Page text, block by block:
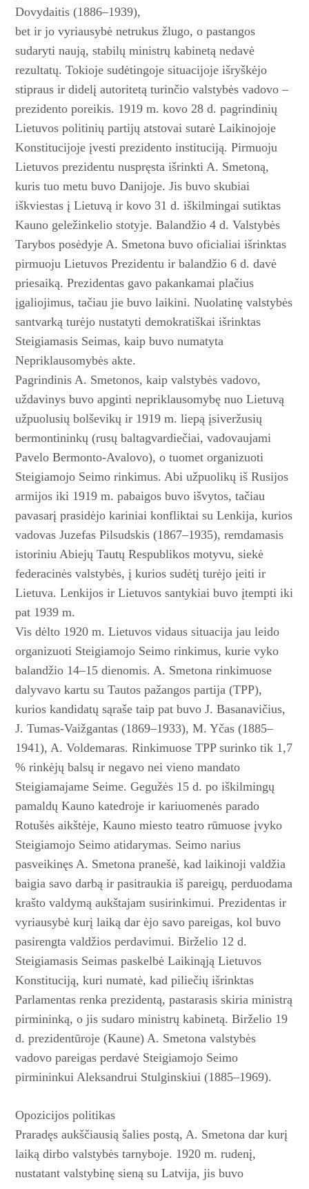
Dovydaitis (1886–1939),
bet ir jo vyriausybė netrukus žlugo, o pastangos
sudaryti nau­ją, stabilų ministrų kabinetą nedavė
rezultatų. Tokioje sudėtingoje situacijoje išryškėjo
stipraus ir didelį autoritetą turinčio valstybės vadovo –
prezidento poreikis. 1919 m. kovo 28 d. pagrindinių
Lietuvos politinių partijų atstovai sutarė Laikinojoje
Konstitucijoje įvesti prezidento instituciją. Pirmuoju
Lietuvos prezidentu nuspręsta išrinkti A. Smetoną,
kuris tuo metu buvo Danijoje. Jis buvo skubiai
iškviestas į Lietuvą ir kovo 31 d. iškilmingai sutiktas
Kauno geležinkelio stotyje. Balandžio 4 d. Valstybės
Tarybos posėdyje A. Smetona buvo oficialiai išrinktas
pirmuoju Lietuvos Prezidentu ir balandžio 6 d. davė
priesaiką. Prezidentas gavo pakankamai plačius
įgaliojimus, tačiau jie buvo laikini. Nuolatinę valstybės
santvarką turėjo nustatyti demokratiškai išrinktas
Steigiamasis Seimas, kaip buvo numatyta
Nepriklausomybės akte.
Pagrindinis A. Smetonos, kaip valstybės vadovo,
uždavinys buvo apginti nepriklausomybę nuo Lietuvą
užpuolusių bolševikų ir 1919 m. liepą įsiveržusių
bermontininkų (rusų baltagvardiečiai, vadovaujami
Pavelo Bermonto-Avalovo), o tuomet organizuoti
Steigiamojo Seimo rinkimus. Abi užpuolikų iš Rusijos
armijos iki 1919 m. pabaigos buvo išvytos, tačiau
pavasarį prasidėjo kariniai konfliktai su Lenkija, kurios
vadovas Juzefas Pilsuds­kis (1867–1935), remdamasis
istoriniu Abiejų Tautų Respublikos motyvu, siekė
federacinės valstybės, į kurios sudėtį turėjo įeiti ir
Lietuva. Lenkijos ir Lietuvos santykiai buvo įtempti iki
pat 1939 m.
Vis dėlto 1920 m. Lietuvos vidaus situacija jau leido
organizuoti Steigiamojo Seimo rinkimus, kurie vyko
balandžio 14–15 dienomis. A. Smetona rinkimuose
dalyvavo kartu su Tautos pažangos partija (TPP),
kurios kandidatų sąraše taip pat buvo J. Basanavičius,
J. Tumas-Vaižgantas (1869–1933), M. Yčas (1885–
1941), A. Voldemaras. Rinkimuo­se TPP surinko tik 1,7
% rinkėjų balsų ir negavo nei vieno mandato
Steigiamajame Seime. Gegužės 15 d. po iškilmingų
pamaldų Kauno katedroje ir kariuomenės parado
Rotušės aikštėje, Kauno miesto teatro rūmuose įvyko
Steigiamojo Seimo atidarymas. Seimo narius
pasveikinęs A. Smetona pranešė, kad laikinoji valdžia
baigia savo darbą ir pasitraukia iš pareigų, perduodama
krašto valdymą aukštajam susirinkimui. Prezidentas ir
vyriausybė kurį laiką dar ėjo savo pareigas, kol buvo
pasirengta valdžios perdavimui. Birželio 12 d.
Steigiamasis Seimas paskelbė Laikinąją Lietuvos
Konstituciją, kuri numatė, kad piliečių išrinktas
Parlamentas renka prezidentą, pastarasis skiria ministrą
pirmininką, o jis sudaro ministrų kabinetą. Birželio 19
d. prezidentūroje (Kaune) A. Smetona valstybės
vadovo pareigas perdavė Steigiamojo ­Seimo
pirmininkui Aleksandrui Stulginskiui (1885–1969).
Opozicijos politikas
Praradęs aukščiausią šalies postą, A. Smetona dar kurį
laiką dirbo valstybės tarnyboje. 1920 m. rudenį,
nustatant valstybinę sieną su Latvija, jis buvo